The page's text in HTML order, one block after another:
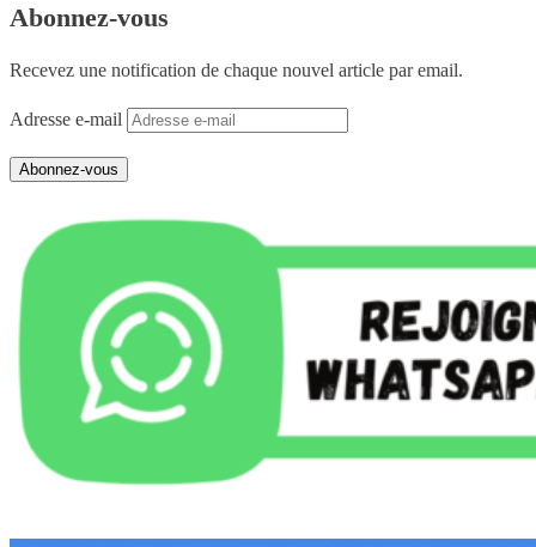
Abonnez-vous
Recevez une notification de chaque nouvel article par email.
Adresse e-mail
Abonnez-vous